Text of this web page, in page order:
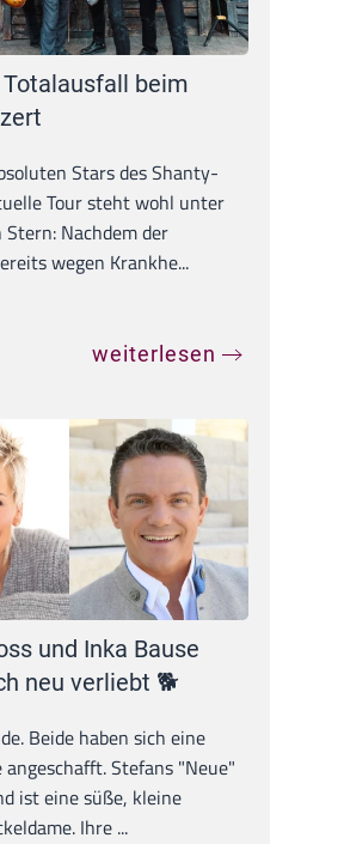
beim
Stars des Shanty-
Tour steht wohl unter
Nachdem der
wegen Krankhe...
weiterlesen
und Inka Bause
neu verliebt 🐕
Beide haben sich eine
angeschafft. Stefans "Neue"
ist eine süße, kleine
Ihre ...